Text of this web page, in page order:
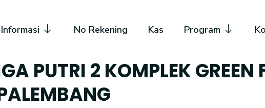
Informasi No Rekening Kas Program
PUTRI 2 KOMPLEK GREEN